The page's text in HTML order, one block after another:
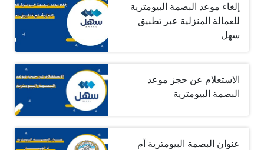
إلغاء موعد البصمة البيومترية
للعمالة المنزلية عبر تطبيق
سهل
الاستعلام عن حجز موعد
البصمة البيومترية
عنوان البصمة البيومترية أم